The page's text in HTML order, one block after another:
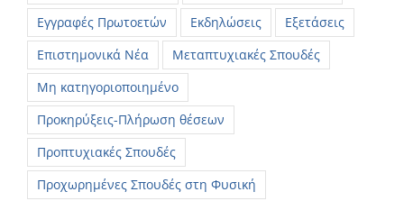
Εγγραφές Πρωτοετών
Εκδηλώσεις
Εξετάσεις
Επιστημονικά Νέα
Μεταπτυχιακές Σπουδές
Μη κατηγοριοποιημένο
Προκηρύξεις-Πλήρωση θέσεων
Προπτυχιακές Σπουδές
Προχωρημένες Σπουδές στη Φυσική